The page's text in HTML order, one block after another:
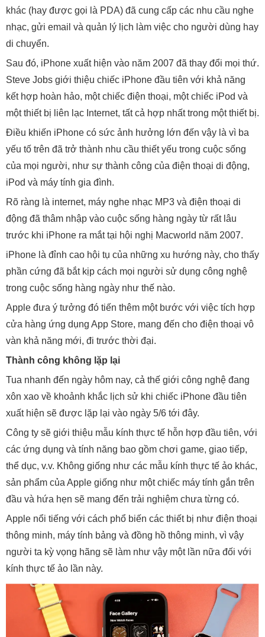
khác (hay được gọi là PDA) đã cung cấp các nhu cầu nghe
nhạc, gửi email và quản lý lịch làm việc cho người dùng hay
di chuyển.
Sau đó, iPhone xuất hiện vào năm 2007 đã thay đổi mọi thứ.
Steve Jobs giới thiệu chiếc iPhone đầu tiên với khả năng
kết hợp hoàn hảo, một chiếc điện thoại, một chiếc iPod và
một thiết bị liên lạc Internet, tất cả hợp nhất trong một thiết bị.
Điều khiến iPhone có sức ảnh hưởng lớn đến vậy là vì ba
yếu tố trên đã trở thành nhu cầu thiết yếu trong cuộc sống
của mọi người, như sự thành công của điện thoại di động,
iPod và máy tính gia đình.
Rõ ràng là internet, máy nghe nhạc MP3 và điện thoại di
động đã thâm nhập vào cuộc sống hàng ngày từ rất lâu
trước khi iPhone ra mắt tại hội nghị Macworld năm 2007.
iPhone là đỉnh cao hội tụ của những xu hướng này, cho thấy
phần cứng đã bắt kịp cách mọi người sử dụng công nghệ
trong cuộc sống hàng ngày như thế nào.
Apple đưa ý tưởng đó tiến thêm một bước với việc tích hợp
cửa hàng ứng dụng App Store, mang đến cho điện thoại vô
vàn khả năng mới, đi trước thời đại.
Thành công không lặp lại
Tua nhanh đến ngày hôm nay, cả thế giới công nghệ đang
xôn xao về khoảnh khắc lịch sử khi chiếc iPhone đầu tiên
xuất hiện sẽ được lặp lại vào ngày 5/6 tới đây.
Công ty sẽ giới thiệu mẫu kính thực tế hỗn hợp đầu tiên, với
các ứng dụng và tính năng bao gồm chơi game, giao tiếp,
thể dục, v.v. Không giống như các mẫu kính thực tế ảo khác,
sản phẩm của Apple giống như một chiếc máy tính gắn trên
đầu và hứa hẹn sẽ mang đến trải nghiệm chưa từng có.
Apple nổi tiếng với cách phổ biến các thiết bị như điện thoại
thông minh, máy tính bảng và đồng hồ thông minh, vì vậy
người ta kỳ vọng hãng sẽ làm như vậy một lần nữa đối với
kính thực tế ảo lần này.